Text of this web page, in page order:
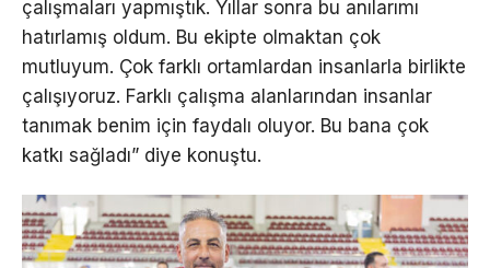
çalışmaları yapmıştık. Yıllar sonra bu anılarımı
hatırlamış oldum. Bu ekipte olmaktan çok
mutluyum. Çok farklı ortamlardan insanlarla birlikte
çalışıyoruz. Farklı çalışma alanlarından insanlar
tanımak benim için faydalı oluyor. Bu bana çok
katkı sağladı” diye konuştu.